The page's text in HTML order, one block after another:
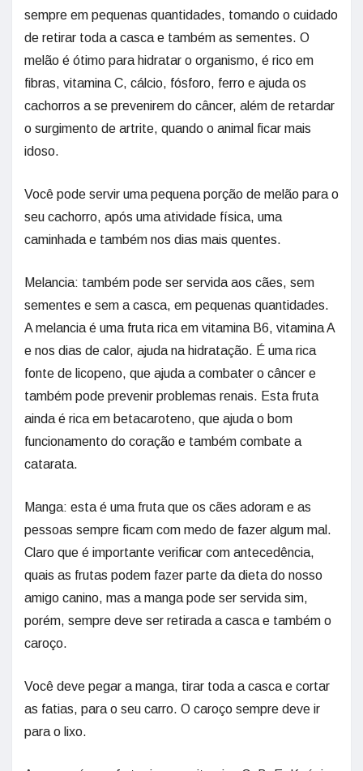
sempre em pequenas quantidades, tomando o cuidado
de retirar toda a casca e também as sementes. O
melão é ótimo para hidratar o organismo, é rico em
fibras, vitamina C, cálcio, fósforo, ferro e ajuda os
cachorros a se prevenirem do câncer, além de retardar
o surgimento de artrite, quando o animal ficar mais
idoso.
Você pode servir uma pequena porção de melão para o
seu cachorro, após uma atividade física, uma
caminhada e também nos dias mais quentes.
Melancia: também pode ser servida aos cães, sem
sementes e sem a casca, em pequenas quantidades.
A melancia é uma fruta rica em vitamina B6, vitamina A
e nos dias de calor, ajuda na hidratação. É uma rica
fonte de licopeno, que ajuda a combater o câncer e
também pode prevenir problemas renais. Esta fruta
ainda é rica em betacaroteno, que ajuda o bom
funcionamento do coração e também combate a
catarata.
Manga: esta é uma fruta que os cães adoram e as
pessoas sempre ficam com medo de fazer algum mal.
Claro que é importante verificar com antecedência,
quais as frutas podem fazer parte da dieta do nosso
amigo canino, mas a manga pode ser servida sim,
porém, sempre deve ser retirada a casca e também o
caroço.
Você deve pegar a manga, tirar toda a casca e cortar
as fatias, para o seu carro. O caroço sempre deve ir
para o lixo.